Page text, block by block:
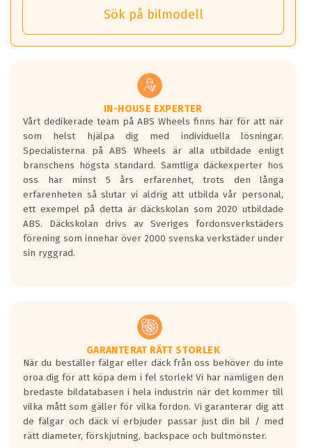
Det betyder att om man kör 10,000 km,
så sparar man 50 liter bränsle med ett
vilken körstil du använder.
Våtgrepp egenskaper:
Betygsskalan är satt A till F. Där A påvisar
den kortaste bromssträckan och F är den
längsta.
Inga D eller G betyg delas ut för
personbilar och lätta lastbilar.
Betyget sätts efter ett test där däcken
skall bromsa in på en väg där det ligger
0.5-1.5 mm vatten.
I 80km/h kommer skillnaden på
Vid körning i över 50km/h brukar
rullmotståndets ljud överträffa
motorljudet.
På däckmärkningen kommer det finnas
en symbol av ett däck med vågar. Hög
bullernivå markeras med svarta vågor
medans de vita vågorna påvisar om det är
ett tyst däck.
Sök på bilmodell
IN-HOUSE EXPERTER
Vårt dedikerade team på ABS Wheels finns här för att när
som helst hjälpa dig med individuella lösningar.
Specialisterna på ABS Wheels är alla utbildade enligt
branschens högsta standard. Samtliga däckexperter hos
oss har minst 5 års erfarenhet, trots den långa
erfarenheten så slutar vi aldrig att utbilda vår personal,
ett exempel på detta är däckskolan som 2020 utbildade
ABS. Däckskolan drivs av Sveriges fordonsverkstäders
förening som innehar över 2000 svenska verkstäder under
sin ryggrad.
GARANTERAT RÄTT STORLEK
När du beställer fälgar eller däck från oss behöver du inte
oroa dig för att köpa dem i fel storlek! Vi har nämligen den
bredaste bildatabasen i hela industrin när det kommer till
vilka mått som gäller för vilka fordon. Vi garanterar dig att
de fälgar och däck vi erbjuder passar just din bil / med
rätt diameter, förskjutning, backspace och bultmönster.